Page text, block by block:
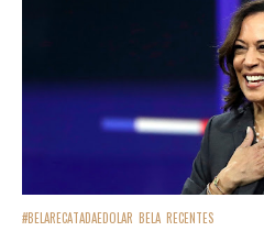
#BELARECATADAEDOLAR BELA RECENTES